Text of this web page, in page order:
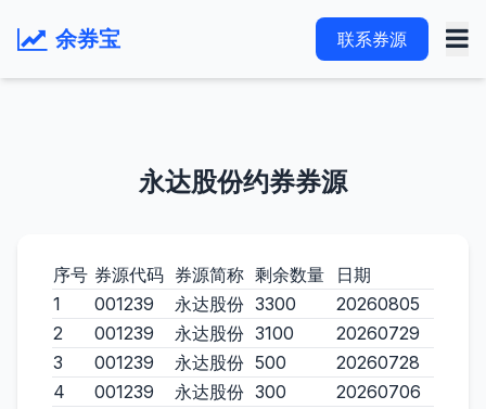
余券宝 联系券源
永达股份约券券源
序号 券源代码 券源简称 剩余数量
日期
1
001239 永达股份 3300
20260805
2
001239 永达股份 3100
20260729
3
001239 永达股份 500
20260728
4
001239 永达股份 300
20260706